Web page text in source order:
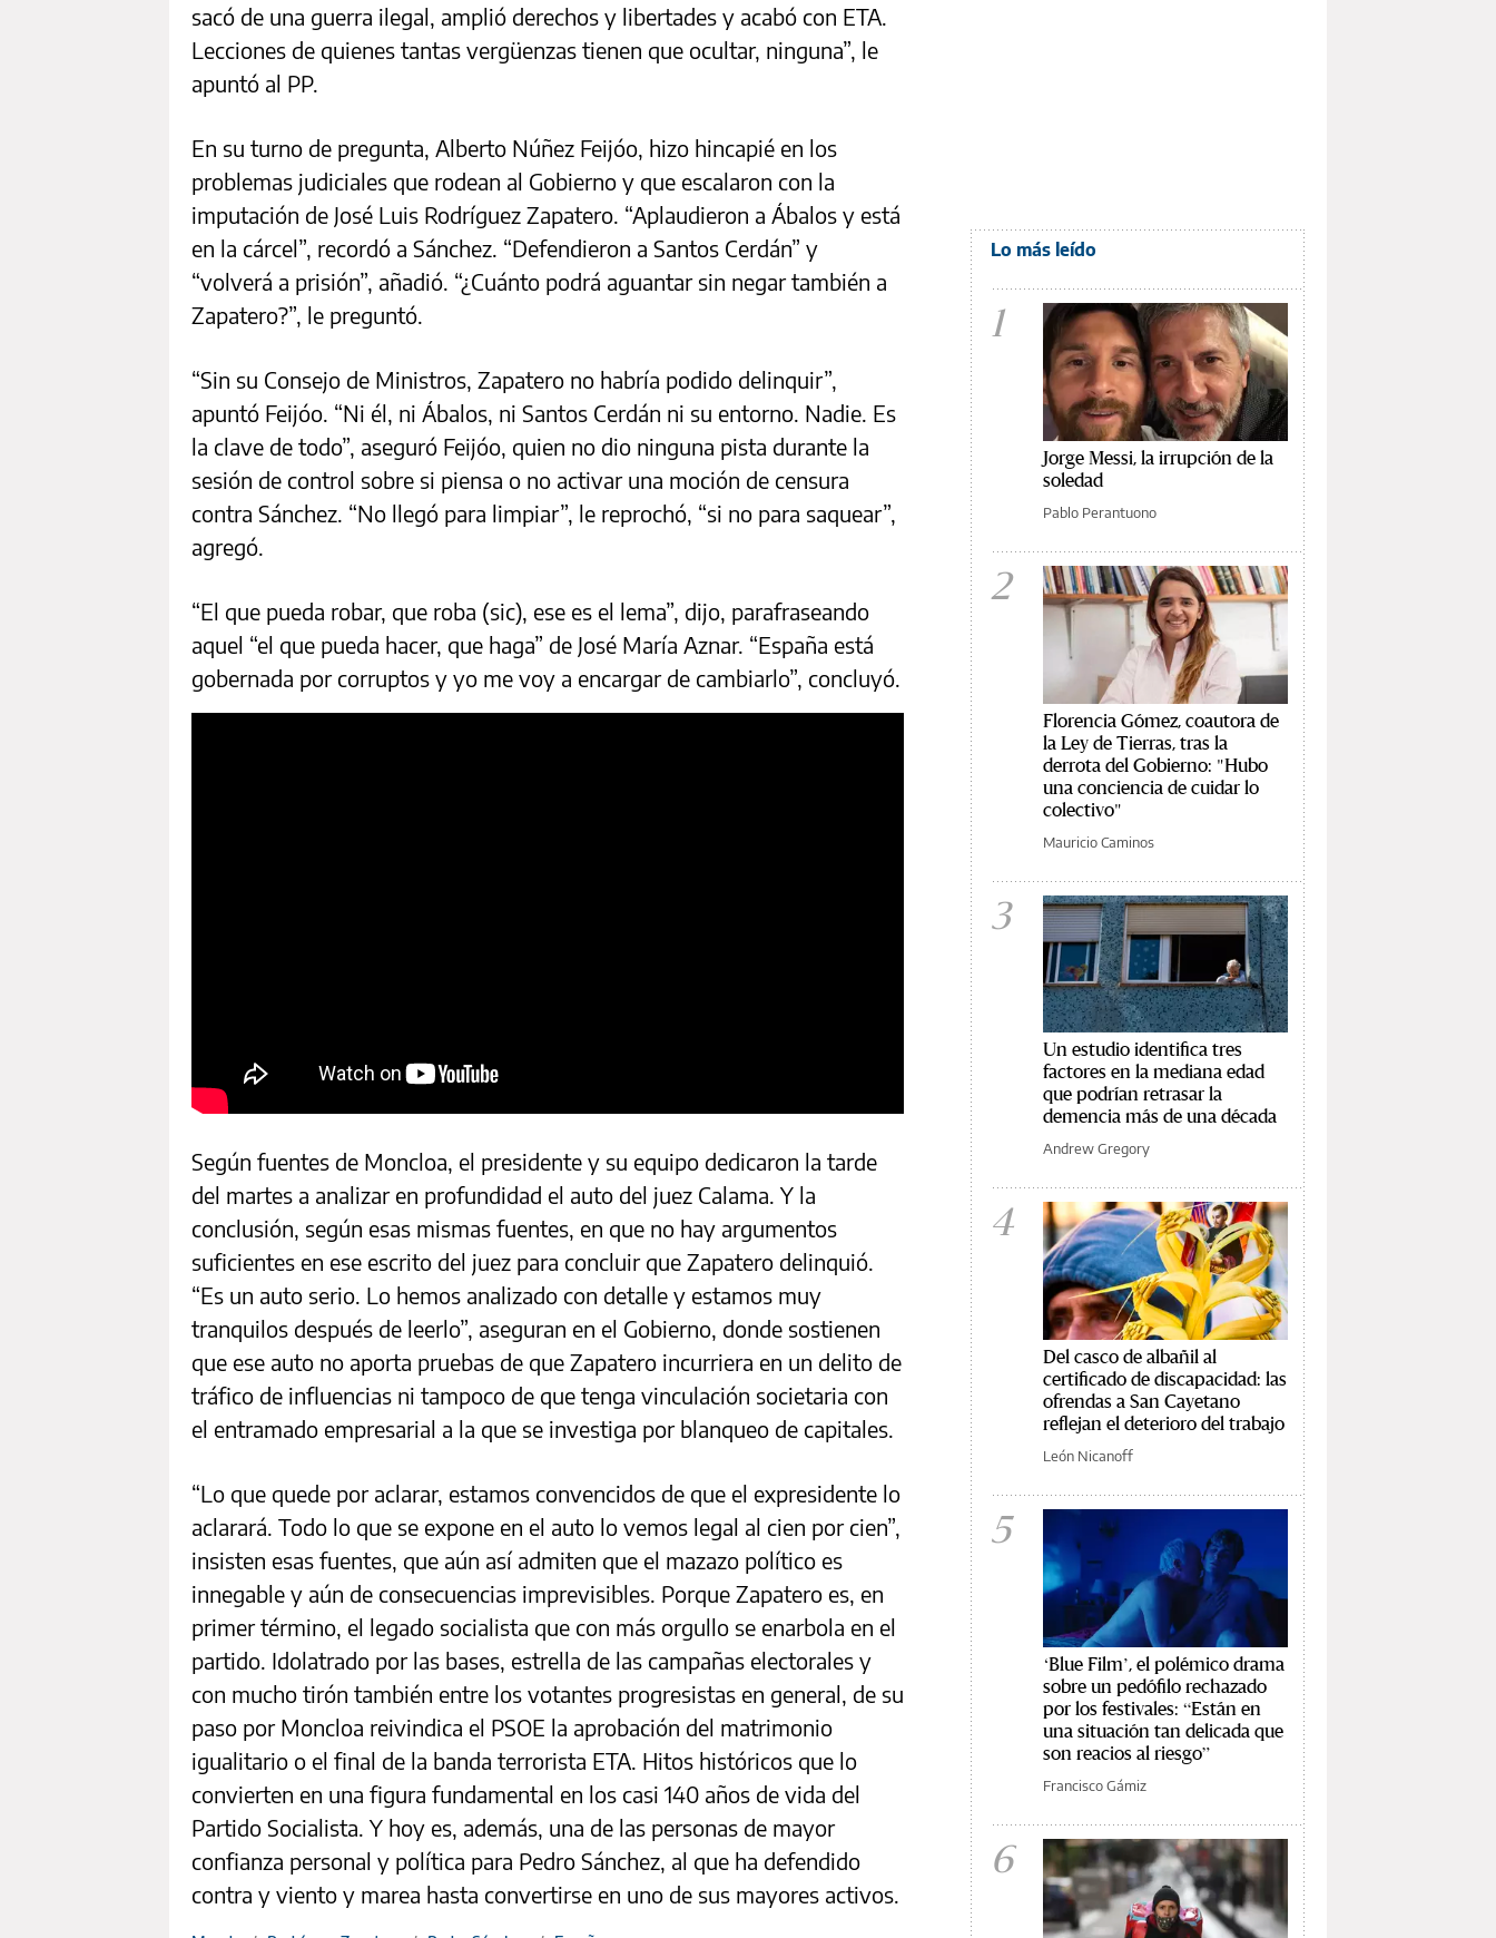
sacó de una guerra ilegal, amplió derechos y libertades y acabó con ETA.
Lecciones de quienes tantas vergüenzas tienen que ocultar, ninguna”, le
apuntó al PP.
En su turno de pregunta, Alberto Núñez Feijóo, hizo hincapié en los
problemas judiciales que rodean al Gobierno y que escalaron con la
imputación de José Luis Rodríguez Zapatero. “Aplaudieron a Ábalos y está
en la cárcel”, recordó a Sánchez. “Defendieron a Santos Cerdán” y
“volverá a prisión”, añadió. “¿Cuánto podrá aguantar sin negar también a
Zapatero?”, le preguntó.
“Sin su Consejo de Ministros, Zapatero no habría podido delinquir”,
apuntó Feijóo. “Ni él, ni Ábalos, ni Santos Cerdán ni su entorno. Nadie. Es
la clave de todo”, aseguró Feijóo, quien no dio ninguna pista durante la
sesión de control sobre si piensa o no activar una moción de censura
contra Sánchez. “No llegó para limpiar”, le reprochó, “si no para saquear”,
agregó.
“El que pueda robar, que roba (sic), ese es el lema”, dijo, parafraseando
aquel “el que pueda hacer, que haga” de José María Aznar. “España está
gobernada por corruptos y yo me voy a encargar de cambiarlo”, concluyó.
Según fuentes de Moncloa, el presidente y su equipo dedicaron la tarde
del martes a analizar en profundidad el auto del juez Calama. Y la
conclusión, según esas mismas fuentes, en que no hay argumentos
suficientes en ese escrito del juez para concluir que Zapatero delinquió.
“Es un auto serio. Lo hemos analizado con detalle y estamos muy
tranquilos después de leerlo”, aseguran en el Gobierno, donde sostienen
que ese auto no aporta pruebas de que Zapatero incurriera en un delito de
tráfico de influencias ni tampoco de que tenga vinculación societaria con
el entramado empresarial a la que se investiga por blanqueo de capitales.
“Lo que quede por aclarar, estamos convencidos de que el expresidente lo
aclarará. Todo lo que se expone en el auto lo vemos legal al cien por cien”,
insisten esas fuentes, que aún así admiten que el mazazo político es
innegable y aún de consecuencias imprevisibles. Porque Zapatero es, en
primer término, el legado socialista que con más orgullo se enarbola en el
partido. Idolatrado por las bases, estrella de las campañas electorales y
con mucho tirón también entre los votantes progresistas en general, de su
paso por Moncloa reivindica el PSOE la aprobación del matrimonio
igualitario o el final de la banda terrorista ETA. Hitos históricos que lo
convierten en una figura fundamental en los casi 140 años de vida del
Partido Socialista. Y hoy es, además, una de las personas de mayor
confianza personal y política para Pedro Sánchez, al que ha defendido
contra y viento y marea hasta convertirse en uno de sus mayores activos.
Lo más leído
1
Jorge Messi, la irrupción de la
soledad
Pablo Perantuono
2
Florencia Gómez, coautora de
la Ley de Tierras, tras la
derrota del Gobierno: "Hubo
una conciencia de cuidar lo
colectivo"
Mauricio Caminos
3
Un estudio identifica tres
factores en la mediana edad
que podrían retrasar la
demencia más de una década
Andrew Gregory
4
Del casco de albañil al
certificado de discapacidad: las
ofrendas a San Cayetano
reflejan el deterioro del trabajo
León Nicanoff
5
‘Blue Film’, el polémico drama
sobre un pedófilo rechazado
por los festivales: “Están en
una situación tan delicada que
son reacios al riesgo”
Francisco Gámiz
6